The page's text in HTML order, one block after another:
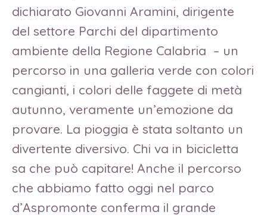
dichiarato Giovanni Aramini, dirigente
del settore Parchi del dipartimento
ambiente della Regione Calabria – un
percorso in una galleria verde con colori
cangianti, i colori delle faggete di metà
autunno, veramente un’emozione da
provare. La pioggia è stata soltanto un
divertente diversivo. Chi va in bicicletta
sa che può capitare! Anche il percorso
che abbiamo fatto oggi nel parco
d’Aspromonte conferma il grande